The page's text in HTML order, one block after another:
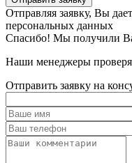
Отправляя заявку, Вы
персональных данных
Спасибо! Мы получили
Наши менеджеры
Отправить заявку на